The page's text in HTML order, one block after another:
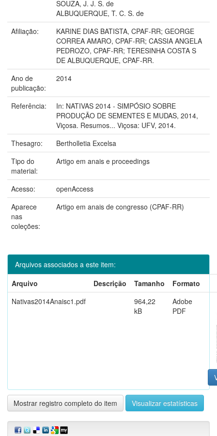
SOUZA, J. J. S. de
ALBUQUERQUE, T. C. S. de
Afiliação:
KARINE DIAS BATISTA, CPAF-RR; GEORGE
CORREA AMARO, CPAF-RR; CASSIA ANGELA
PEDROZO, CPAF-RR; TERESINHA COSTA S
DE ALBUQUERQUE, CPAF-RR.
Ano de
publicação:
2014
Referência:
In: NATIVAS 2014 - SIMPÓSIO SOBRE
PRODUÇÃO DE SEMENTES E MUDAS, 2014,
Viçosa. Resumos... Viçosa: UFV, 2014.
Thesagro:
Bertholletia Excelsa
Tipo do
material:
Artigo em anais e proceedings
Acesso:
openAccess
Aparece
nas
coleções:
Artigo em anais de congresso (CPAF-RR)
Arquivos associados a este item:
Arquivo
Descrição Tamanho
Formato
Nativas2014Anaisc1.pdf
964,22
kB
Adobe
PDF
Mostrar registro completo do item Visualizar estatísticas